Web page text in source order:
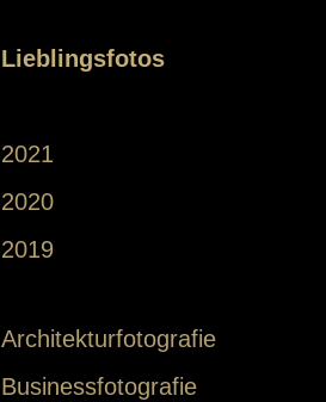
Lieblingsfotos
2021
2020
2019
Architekturfotografie
Businessfotografie